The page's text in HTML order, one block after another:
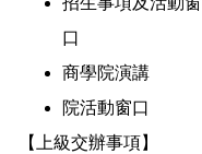
口
商學院演講
院活動窗口
【上級交辦事項】